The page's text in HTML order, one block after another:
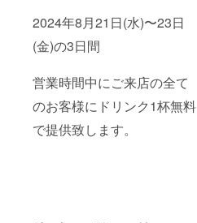
2024年8月21日(水)〜23日
(金)の3日間
営業時間中にご来店の全て
のお客様にドリンク1杯無料
で提供致します。